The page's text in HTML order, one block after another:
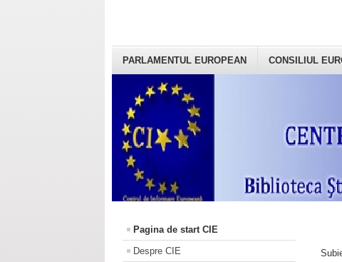
PARLAMENTUL EUROPEAN CONSILIUL
Pagina de start CIE
Despre CIE